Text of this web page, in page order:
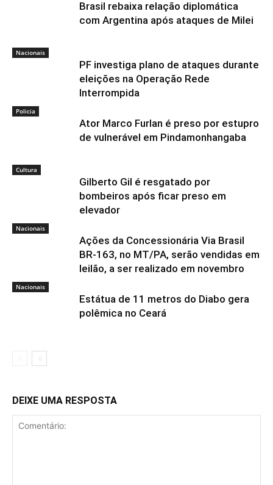
Brasil rebaixa relação diplomática
com Argentina após ataques de Milei
Nacionais
PF investiga plano de ataques durante
eleições na Operação Rede
Interrompida
Policia
Ator Marco Furlan é preso por estupro
de vulnerável em Pindamonhangaba
Cultura
Gilberto Gil é resgatado por
bombeiros após ficar preso em
elevador
Nacionais
Ações da Concessionária Via Brasil
BR-163, no MT/PA, serão vendidas em
leilão, a ser realizado em novembro
Nacionais
Estátua de 11 metros do Diabo gera
polêmica no Ceará
DEIXE UMA RESPOSTA